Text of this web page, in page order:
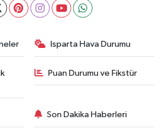
Isparta Hava Durumu
Puan Durumu ve Fikstür
Son Dakika Haberleri